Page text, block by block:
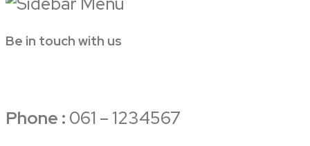
Be in touch with us
Phone : 061 – 1234567